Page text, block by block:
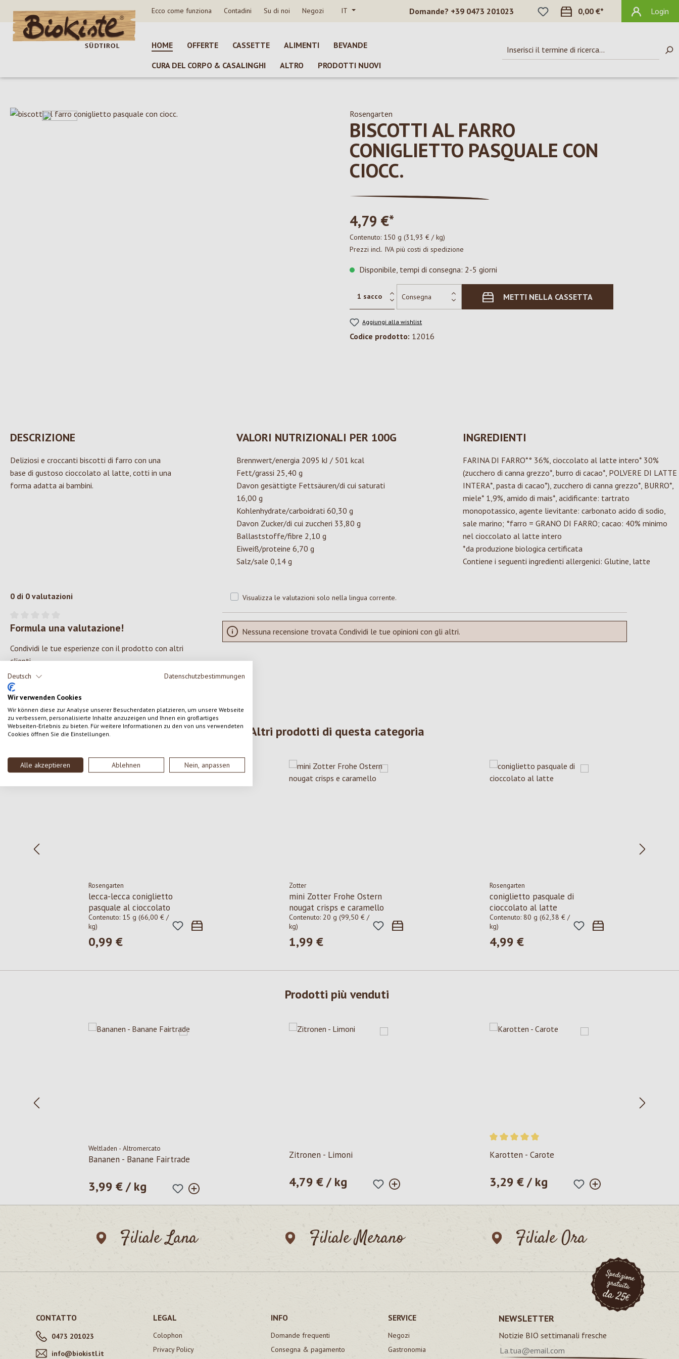
Deutsch Datenschutzbestimmungen
Wir verwenden Cookies
Wir können diese zur Analyse unserer Besucherdaten platzieren, um unsere Webseite
zu verbessern, personalisierte Inhalte anzuzeigen und Ihnen ein großartiges
Webseiten-Erlebnis zu bieten. Für weitere Informationen zu den von uns verwendeten
Cookies öffnen Sie die Einstellungen.
Alle akzeptieren Ablehnen Nein, anpassen
al contenuto principale
Salta alla ricerca
Passa alla navigazione principale Ecco come funziona Contadini Su di noi Negozi IT Domande? +39 0473 201023
HAI 0 ARTICOLI NELLA LISTA DEI
0,00 €* Login
HOME OFFERTE CASSETTE ALIMENTI
BEVANDE
CURA DEL CORPO & CASALINGHI
ALTRO PRODOTTI NUOVI
Salta la galleria di immagini Rosengarten
BISCOTTI AL FARRO
CONIGLIETTO PASQUALE CON
CIOCC.
4,79 €*
Contenuto: 150 g (31,93 € / kg)
Prezzi incl. IVA più costi di spedizione
Disponibile, tempi di consegna: 2-5 giorni
METTI NELLA CASSETTA
Aggiungi alla wishlist
Codice prodotto: 12016
DESCRIZIONE
Deliziosi e croccanti biscotti di farro con una
base di gustoso cioccolato al latte, cotti in una
forma adatta ai bambini.
VALORI NUTRIZIONALI PER 100G
Brennwert/energia 2095 kJ / 501 kcal
Fett/grassi 25,40 g
Davon gesättigte Fettsäuren/di cui saturati
16,00 g
Kohlenhydrate/carboidrati 60,30 g
Davon Zucker/di cui zuccheri 33,80 g
Ballaststoffe/fibre 2,10 g
Eiweiß/proteine 6,70 g
Salz/sale 0,14 g
INGREDIENTI
FARINA DI FARRO*° 36%, cioccolato al latte intero* 30%
(zucchero di canna grezzo*, burro di cacao*, POLVERE DI LATTE
INTERA*, pasta di cacao*), zucchero di canna grezzo*, BURRO*,
miele* 1,9%, amido di mais*, acidificante: tartrato
monopotassico, agente lievitante: carbonato acido di sodio,
sale marino; °farro = GRANO DI FARRO; cacao: 40% minimo
nel cioccolato al latte intero
*da produzione biologica certificata
Contiene i seguenti ingredienti allergenici: Glutine, latte
0 di 0 valutazioni
Valutazione media di 0 su 5 stelle
Formula una valutazione!
Condividi le tue esperienze con il prodotto con altri
clienti.
Visualizza le valutazioni solo nella lingua corrente.
Nessuna recensione trovata Condividi le tue opinioni con gli altri.
Altri prodotti di questa categoria
Rosengarten
lecca-lecca coniglietto
pasquale al cioccolato
Contenuto: 15 g(66,00 € /
kg)
Prezzo normale:
0,99 €
Zotter
mini Zotter Frohe Ostern
nougat crisps e caramello
Contenuto: 20 g (99,50 € /
kg)
Prezzo normale:
1,99 €
Rosengarten
coniglietto pasquale di
cioccolato al latte
Contenuto: 80 g (62,38 € /
kg)
Prezzo normale:
4,99 €
Prodotti più venduti
Weltladen - Altromercato
Bananen - Banane Fairtrade
Prezzo normale:
3,99 € / kg
Zitronen - Limoni
Prezzo normale:
4,79 € / kg
Valutazione media di 5 su 5 stelle
Karotten - Carote
Prezzo normale:
3,29 € / kg
Filiale Lana Filiale Merano Filiale Ora
CONTATTO
0473 201023
info@biokistl.it
LEGAL
Colophon
Privacy Policy
INFO
Domande frequenti
Consegna & pagamento
SERVICE
Negozi
Gastronomia
NEWSLETTER
Notizie BIO settimanali fresche